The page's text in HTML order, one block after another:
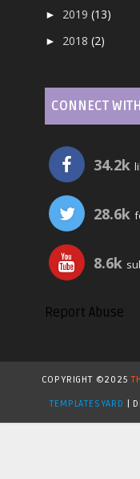
► 2019(13)
► 2018(2)
CONNECT
34.2k
28.6k
8.6k
Report Abuse
COPYRIGHT ©2025
TEMPLATESYARD
|